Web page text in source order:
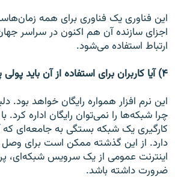
این فناوری یک فناوری برای همه
اجزای سازنده آن هم اکنون در سراسر
ارتباط استفاده می‌شود.
۴) آیا کاربران برای استفاده از آن باید پولی پرداخت کنند؟
این نرم افزار همواره رایگان خواهد بود.
چرا شبکه‌ها را نمی‌توان رایگان اداره کرد.
کارگیری یک شبکه بستگی به جامعه‌ای که
دارد. از این گذشته ممکن است برای
اینترنت عمومی از یک سرویس شبکه‌ای،
ضرورت داشته باشد.